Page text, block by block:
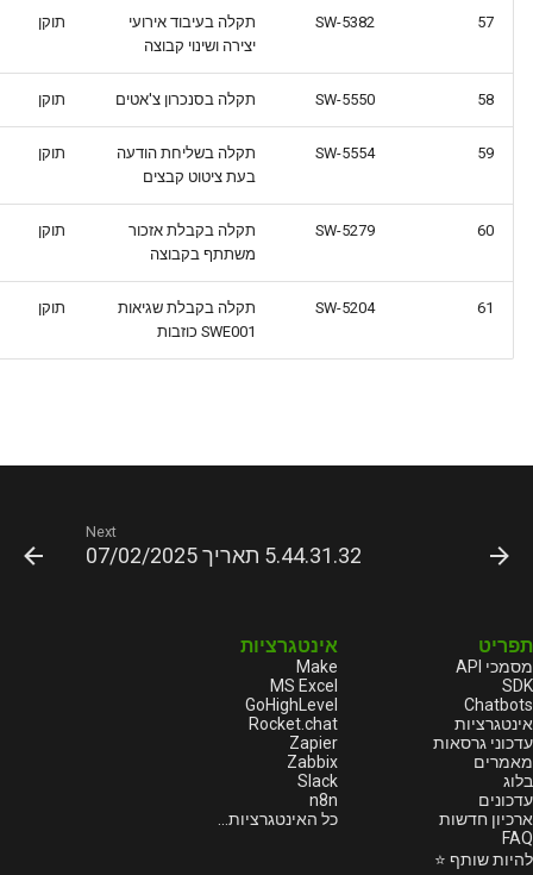
57
SW-5382
תקלה בעיבוד אירועי
יצירה ושינוי קבוצה
תוקן
58
SW-5550 תקלה בסנכרון צ'אטים תוקן
59
SW-5554
תקלה בשליחת הודעה
בעת ציטוט קבצים
תוקן
60
SW-5279
תקלה בקבלת אזכור
משתתף בקבוצה
תוקן
61
SW-5204
תקלה בקבלת שגיאות
SWE001 כוזבות
תוקן
Next
5.44.31.32 תאריך 07/02/2025
תפריט
מסמכי API
SDK
Chatbots
אינטגרציות
עדכוני גרסאות
מאמרים
בלוג
עדכונים
ארכיון חדשות
FAQ
להיות שותף ⭐
אינטגרציות
Make
MS Excel
GoHighLevel
Rocket.chat
Zapier
Zabbix
Slack
n8n
כל האינטגרציות...